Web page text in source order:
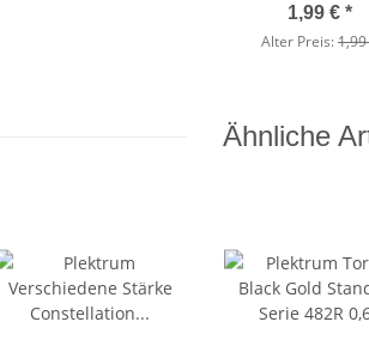
1,99 € *
Alter Preis:
Ähnliche